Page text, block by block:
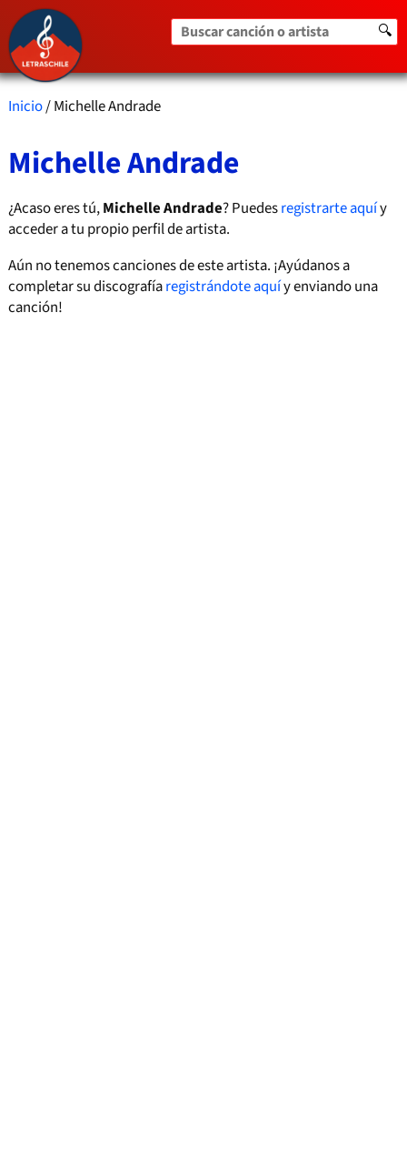
Buscar canción o artista 🔍
Inicio/ Michelle Andrade
Michelle Andrade
¿Acaso eres tú,Michelle Andrade? Puedesregistrarte aquíy
acceder a tu propio perfil de artista.
Aún no tenemos canciones de este artista. ¡Ayúdanos a
completar su discografíaregistrándote aquíy enviando una
canción!